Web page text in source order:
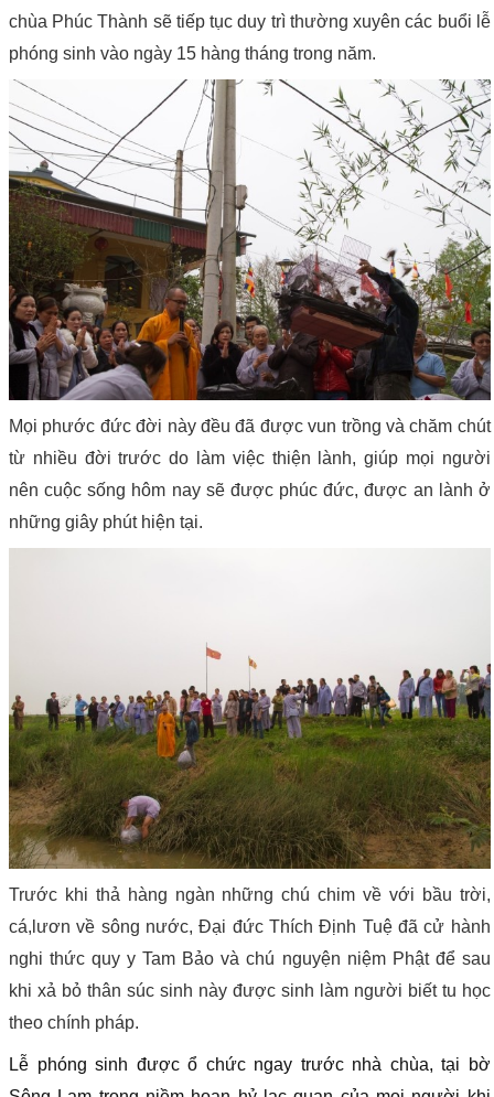
chùa Phúc Thành sẽ tiếp tục duy trì thường xuyên các buổi lễ
phóng sinh vào ngày 15 hàng tháng trong năm.
Mọi phước đức đời này đều đã được vun trồng và chăm chút
từ nhiều đời trước do làm việc thiện lành, giúp mọi người
nên cuộc sống hôm nay sẽ được phúc đức, được an lành ở
những giây phút hiện tại.
Trước khi thả hàng ngàn những chú chim về với bầu trời,
cá,lươn về sông nước, Đại đức Thích Định Tuệ đã cử hành
nghi thức quy yTam Bảo và chú nguyện niệm Phật để sau
khi xả bỏ thân súc sinh này được sinh làm người biết tu học
theo chính pháp.
Lễ phóng sinh được ổ chức ngay trước nhà chùa, tại bờ